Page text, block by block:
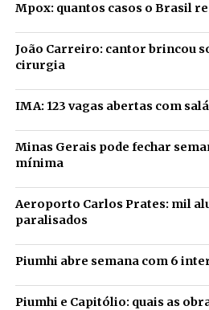
Mpox: quantos casos o Brasil
João Carreiro: cantor brincou
cirurgia
IMA: 123 vagas abertas com
Minas Gerais pode fechar
mínima
Aeroporto Carlos Prates: mil
paralisados
Piumhi abre semana com 6
Piumhi e Capitólio: quais as